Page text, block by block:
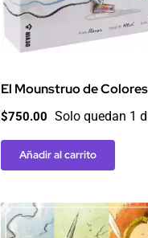
El Mounstruo de Colores
$750.00 Solo quedan 1
Añadir al carrito